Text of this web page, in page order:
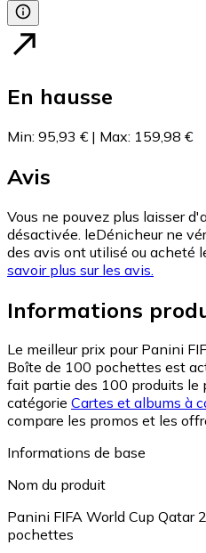
En hausse
Min: 95,93 € | Max: 159,98 €
Avis
Vous ne pouvez plus laisser
désactivée. leDénicheur ne
des avis ont utilisé ou acheté
savoir plus sur les avis.
Informations
Le meilleur prix pour Panini
Boîte de 100 pochettes est
fait partie des 100 produits le
catégorie Cartes et albums à
compare les promos et les
Informations de base
Nom du produit
Panini FIFA World Cup Qatar
pochettes